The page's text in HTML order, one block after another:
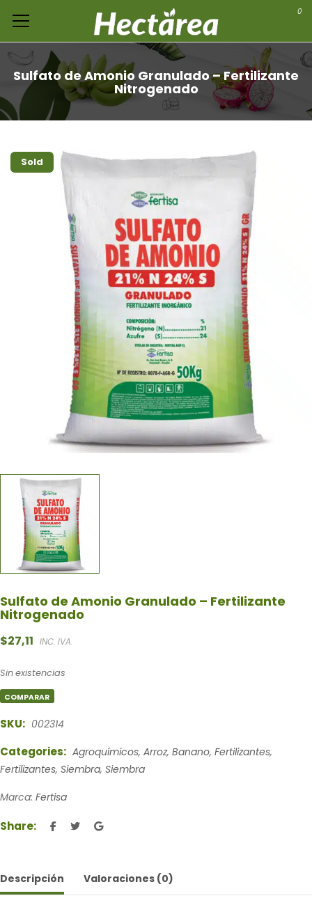
0
Sulfato de Amonio Granulado – Fertilizante
Nitrogenado
Sold
Sulfato de Amonio Granulado – Fertilizante
Nitrogenado
$27,11 INC. IVA.
Sin existencias
COMPARAR
SKU: 002314
Categories: Agroquímicos, Arroz, Banano, Fertilizantes,
Fertilizantes, Siembra, Siembra
Marca: Fertisa
Share:
Descripción Valoraciones (0)